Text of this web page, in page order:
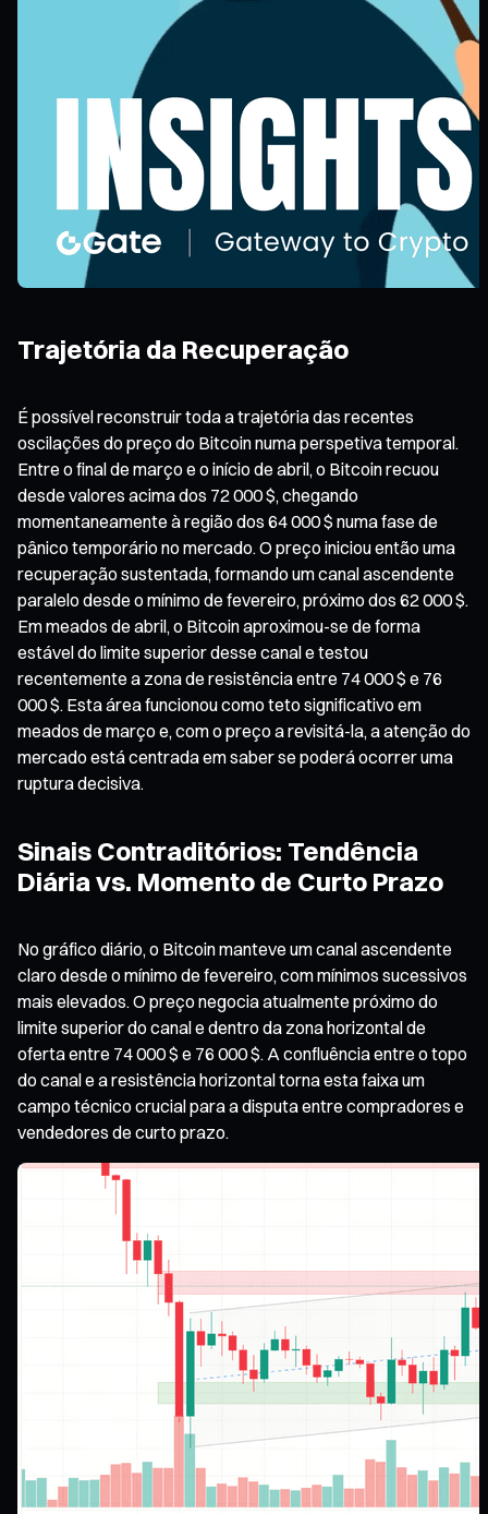
Trajetória da Recuperação
É possível reconstruir toda a trajetória das recentes
oscilações do preço do Bitcoin numa perspetiva temporal.
Entre o final de março e o início de abril, o Bitcoin recuou
desde valores acima dos 72 000 $, chegando
momentaneamente à região dos 64 000 $ numa fase de
pânico temporário no mercado. O preço iniciou então uma
recuperação sustentada, formando um canal ascendente
paralelo desde o mínimo de fevereiro, próximo dos 62 000 $.
Em meados de abril, o Bitcoin aproximou-se de forma
estável do limite superior desse canal e testou
recentemente a zona de resistência entre 74 000 $ e 76
000 $. Esta área funcionou como teto significativo em
meados de março e, com o preço a revisitá-la, a atenção do
mercado está centrada em saber se poderá ocorrer uma
ruptura decisiva.
Sinais Contraditórios: Tendência
Diária vs. Momento de Curto Prazo
No gráfico diário, o Bitcoin manteve um canal ascendente
claro desde o mínimo de fevereiro, com mínimos sucessivos
mais elevados. O preço negocia atualmente próximo do
limite superior do canal e dentro da zona horizontal de
oferta entre 74 000 $ e 76 000 $. A confluência entre o topo
do canal e a resistência horizontal torna esta faixa um
campo técnico crucial para a disputa entre compradores e
vendedores de curto prazo.